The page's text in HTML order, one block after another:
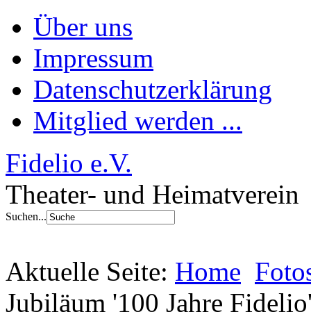
Über uns
Impressum
Datenschutzerklärung
Mitglied werden ...
Fidelio e.V.
Theater- und Heimatverein
Suchen...
Aktuelle Seite: Home
Jubiläum '100 Jahre